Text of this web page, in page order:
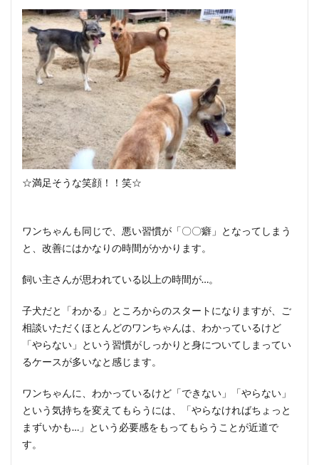
☆満足そうな笑顔！！笑☆
ワンちゃんも同じで、悪い習慣が「〇〇癖」となってしまう
と、改善にはかなりの時間がかかります。
飼い主さんが思われている以上の時間が…。
子犬だと「わかる」ところからのスタートになりますが、ご
相談いただくほとんどのワンちゃんは、わかっているけど
「やらない」という習慣がしっかりと身についてしまってい
るケースが多いなと感じます。
ワンちゃんに、わかっているけど「できない」「やらない」
という気持ちを変えてもらうには、「やらなければちょっと
まずいかも…」という必要感をもってもらうことが近道で
す。